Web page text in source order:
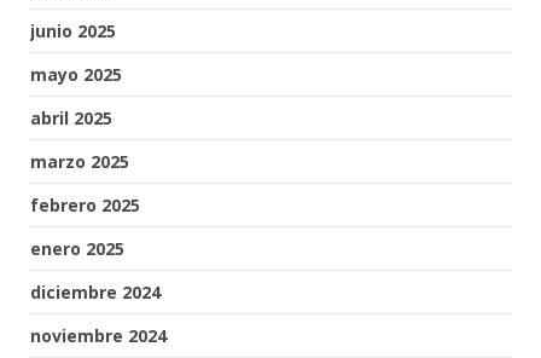
junio 2025
mayo 2025
abril 2025
marzo 2025
febrero 2025
enero 2025
diciembre 2024
noviembre 2024